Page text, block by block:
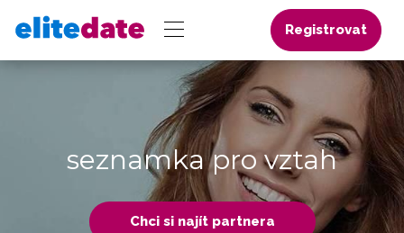
Registrovat
seznamka pro vztah
Chci si najít partnera